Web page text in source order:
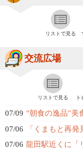
リストで見る
交流広場
リストで見る ト
07/09 ”朝食の逸品”
07/06
「くまもと再
07/06 龍田駅近くに「